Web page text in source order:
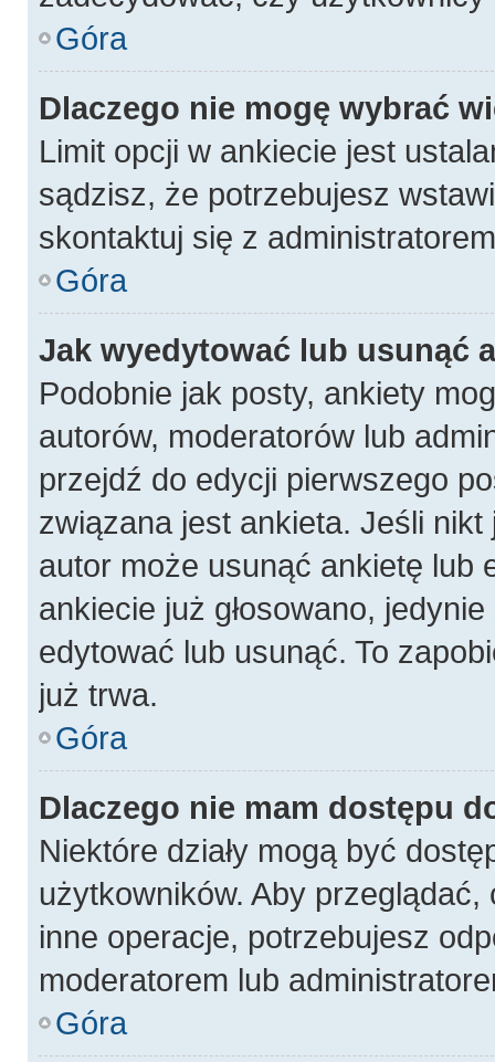
Góra
Dlaczego nie mogę wybrać
Limit opcji w ankiecie jest
sądzisz, że potrzebujesz
skontaktuj się z
Góra
Jak wyedytować lub usunąć
Podobnie jak posty, ankiety
autorów, moderatorów lub
przejdź do edycji pierwszego
związana jest ankieta. Jeśli nikt
autor może usunąć ankietę lub
ankiecie już głosowano,
edytować lub usunąć. To
już trwa.
Góra
Dlaczego nie mam dostępu
Niektóre działy mogą być
użytkowników. Aby
inne operacje, potrzebujesz
moderatorem lub
Góra